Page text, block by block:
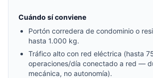
Cuándo sí conviene
Portón corredera de condominio o
hasta 1.000 kg.
Tráfico alto con red eléctrica (hasta
operaciones/día conectado a red —
mecánica, no autonomía).